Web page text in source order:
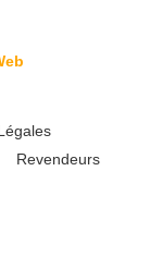
Revendeurs